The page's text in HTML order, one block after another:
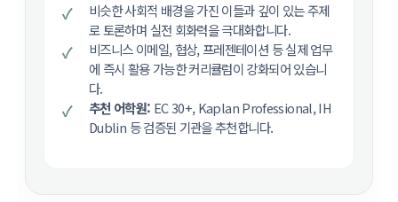
비슷한 사회적 배경을 가진 이들과 깊이 있는 주제
로 토론하며 실전 회화력을 극대화합니다.
비즈니스 이메일, 협상, 프레젠테이션 등 실제 업무
에 즉시 활용 가능한 커리큘럼이 강화되어 있습니
다.
추천 어학원: EC 30+, Kaplan Professional, IH
Dublin 등 검증된 기관을 추천합니다.